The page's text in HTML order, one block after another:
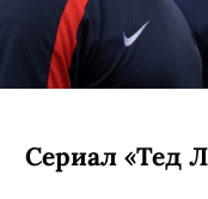
Сериал «Тед